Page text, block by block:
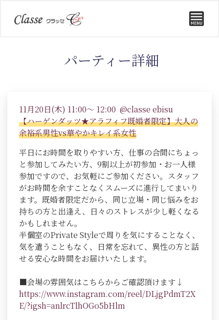
パーティー詳細
11月20日(木) 11:00～ 12:00 @classe ebisu
【ハーゲンダッツ★アラフィフ既婚者限定】大人の
余裕系男性vs華やかキレイ系女性
平日にお時間を取りやすい方、仕事の合間にちょっ
と参加してみたい方、9割以上が初参加・お一人様
参加ですので、お気軽にご参加ください。スタッフ
がお時間を余すことなくスムーズに進行してまいり
ます。既婚者限定だから、同じ立場・同じ悩みをお
持ちの方と出逢え、日々のストレスが少し軽くなる
かもしれません。
半個室のPrivate Styleで周りを気にすることなく、
気を遣うこともなく、日常を忘れて、異性の方と話
せる安心な時間をお届けいたします。
■会場の雰囲気はこちらからご確認頂けます↓
https://www.instagram.com/reel/DLjgPdmT2X
E/?igsh=anlrcTlhOGo5bHlm